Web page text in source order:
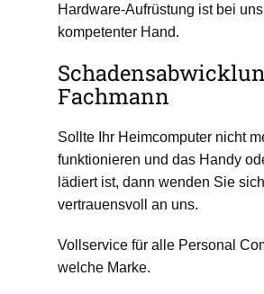
Hardware-Aufrüstung ist bei
kompetenter Hand.
Fachmann
Sollte Ihr Heimcomputer nicht
funktionieren und das Handy
lädiert ist, dann wenden Sie sich
vertrauensvoll an uns.
Vollservice für alle Personal
welche Marke.